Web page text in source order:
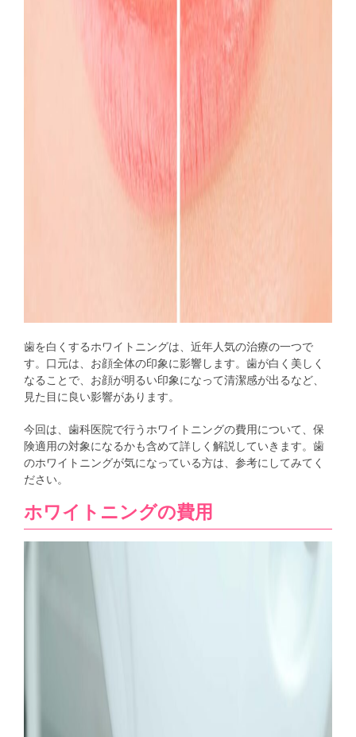
歯を白くするホワイトニングは、近年人気の治療の一つで
す。口元は、お顔全体の印象に影響します。歯が白く美しく
なることで、お顔が明るい印象になって清潔感が出るなど、
見た目に良い影響があります。
今回は、歯科医院で行うホワイトニングの費用について、保
険適用の対象になるかも含めて詳しく解説していきます。歯
のホワイトニングが気になっている方は、参考にしてみてく
ださい。
ホワイトニングの費用